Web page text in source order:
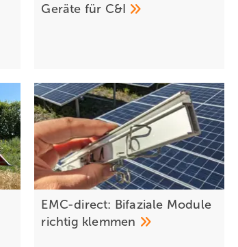
Geräte für C&I
EMC-direct: Bifaziale Module
richtig klemmen